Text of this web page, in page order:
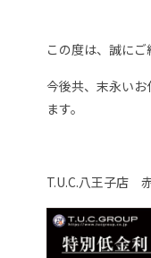
この度は、誠にご
今後共、末永い
ます。
T.U.C.八王子店